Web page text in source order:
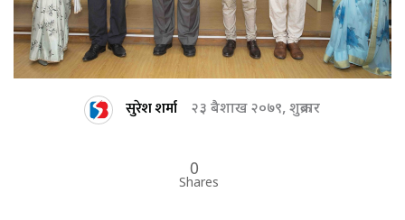
सुरेश शर्मा २३ बैशाख २०७९, शुक्रबार
0
Shares